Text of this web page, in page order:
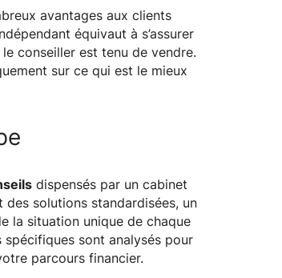
avantages aux clients
équivaut à s’assurer
conseiller est tenu de vendre.
sur ce qui est le mieux
dispensés par un cabinet
solutions standardisées, un
la situation unique de chaque
sont analysés pour
parcours financier.